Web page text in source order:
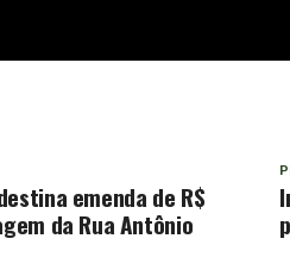
emenda de R$
da Rua Antônio